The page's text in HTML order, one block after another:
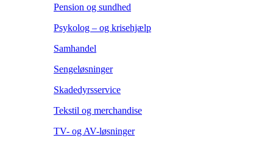
Pension og sundhed
Psykolog – og krisehjælp
Samhandel
Sengeløsninger
Skadedyrsservice
Tekstil og merchandise
TV- og AV-løsninger